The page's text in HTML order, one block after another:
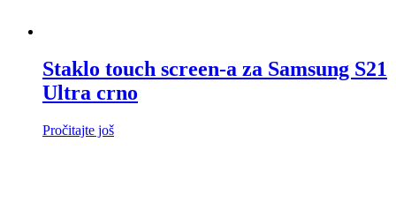
Staklo touch screen-a za Samsung S21
Ultra crno
Pročitajte još